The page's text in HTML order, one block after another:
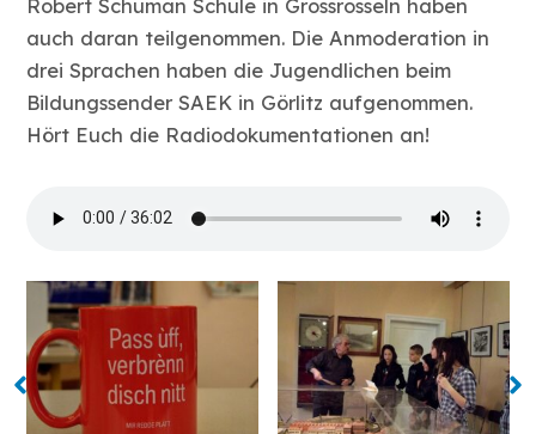
Robert Schuman Schule in Grossrosseln haben
auch daran teilgenommen. Die Anmoderation in
drei Sprachen haben die Jugendlichen beim
Bildungssender SAEK in Görlitz aufgenommen.
Hört Euch die Radiodokumentationen an!